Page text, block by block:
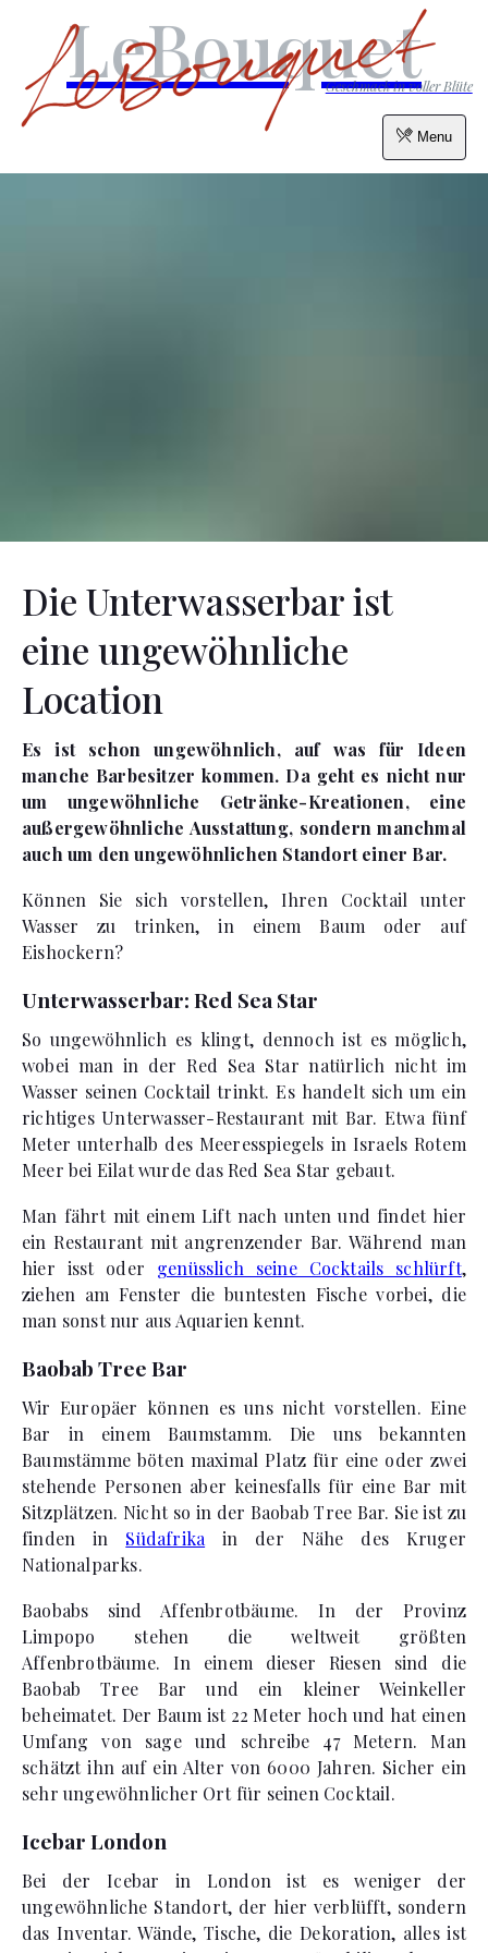
Menu
LeBouquet
Geschmack in voller Blüte
Die Unterwasserbar ist
eine ungewöhnliche
Location
Es ist schon ungewöhnlich, auf was für Ideen
manche Barbesitzer kommen. Da geht es nicht nur
um ungewöhnliche Getränke-Kreationen, eine
außergewöhnliche Ausstattung, sondern manchmal
auch um den ungewöhnlichen Standort einer Bar.
Können Sie sich vorstellen, Ihren Cocktail unter
Wasser zu trinken, in einem Baum oder auf
Eishockern?
Unterwasserbar: Red Sea Star
So ungewöhnlich es klingt, dennoch ist es möglich,
wobei man in der Red Sea Star natürlich nicht im
Wasser seinen Cocktail trinkt. Es handelt sich um ein
richtiges Unterwasser-Restaurant mit Bar. Etwa fünf
Meter unterhalb des Meeresspiegels in Israels Rotem
Meer bei Eilat wurde das Red Sea Star gebaut.
Man fährt mit einem Lift nach unten und findet hier
ein Restaurant mit angrenzender Bar. Während man
hier isst oder genüsslich seine Cocktails schlürft,
ziehen am Fenster die buntesten Fische vorbei, die
man sonst nur aus Aquarien kennt.
Baobab Tree Bar
Wir Europäer können es uns nicht vorstellen. Eine
Bar in einem Baumstamm. Die uns bekannten
Baumstämme böten maximal Platz für eine oder zwei
stehende Personen aber keinesfalls für eine Bar mit
Sitzplätzen. Nicht so in der Baobab Tree Bar. Sie ist zu
finden in Südafrika in der Nähe des Kruger
Nationalparks.
Baobabs sind Affenbrotbäume. In der Provinz
Limpopo stehen die weltweit größten
Affenbrotbäume. In einem dieser Riesen sind die
Baobab Tree Bar und ein kleiner Weinkeller
beheimatet. Der Baum ist 22 Meter hoch und hat einen
Umfang von sage und schreibe 47 Metern. Man
schätzt ihn auf ein Alter von 6000 Jahren. Sicher ein
sehr ungewöhnlicher Ort für seinen Cocktail.
Icebar London
Bei der Icebar in London ist es weniger der
ungewöhnliche Standort, der hier verblüfft, sondern
das Inventar. Wände, Tische, die Dekoration, alles ist